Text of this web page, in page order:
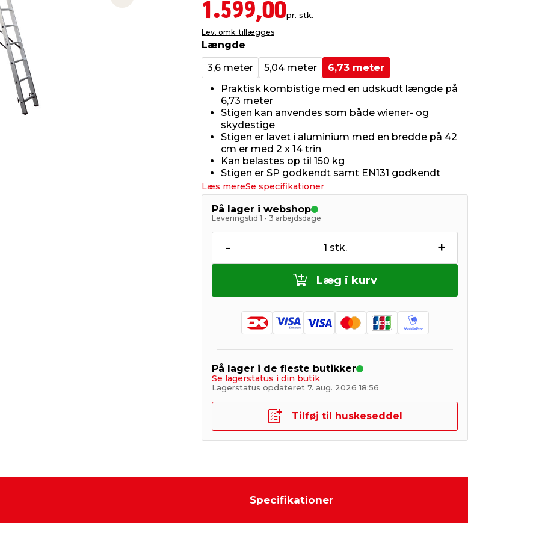
Next slide 1.599,00pr. stk.
Lev. omk. tillægges
Længde
3,6 meter
5,04 meter
6,73 meter
Praktisk kombistige med en udskudt længde på
6,73 meter
Stigen kan anvendes som både wiener- og
skydestige
Stigen er lavet i aluminium med en bredde på 42
cm er med 2 x 14 trin
Kan belastes op til 150 kg
Stigen er SP godkendt samt EN131 godkendt
Læs mereSe specifikationer
På lager i webshop
Leveringstid 1 - 3 arbejdsdage
- 1 stk. +
Læg i kurv
På lager i de fleste butikker
Se lagerstatus i din butik
Lagerstatus opdateret 7. aug. 2026 18:56
Tilføj til huskeseddel
Specifikationer